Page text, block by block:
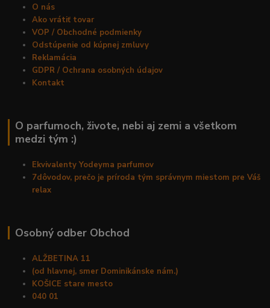
O nás
Ako vrátiť tovar
VOP / Obchodné podmienky
Odstúpenie od kúpnej zmluvy
Reklamácia
GDPR / Ochrana osobných údajov
Kontakt
O parfumoch, živote, nebi aj zemi a všetkom
medzi tým :)
Ekvivalenty Yodeyma parfumov
7dôvodov, prečo je príroda tým správnym miestom pre Váš
relax
Osobný odber Obchod
ALŽBETINA 11
(od hlavnej, smer Dominikánske nám.)
KOŠICE stare mesto
040 01